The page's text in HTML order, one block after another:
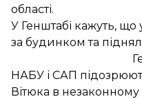
області.
У Генштабі кажуть,
за будинком та
НАБУ і САП
Вітюка в незаконному